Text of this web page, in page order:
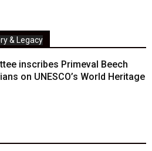
& Legacy
inscribes Primeval Beech
on UNESCO’s World Heritage